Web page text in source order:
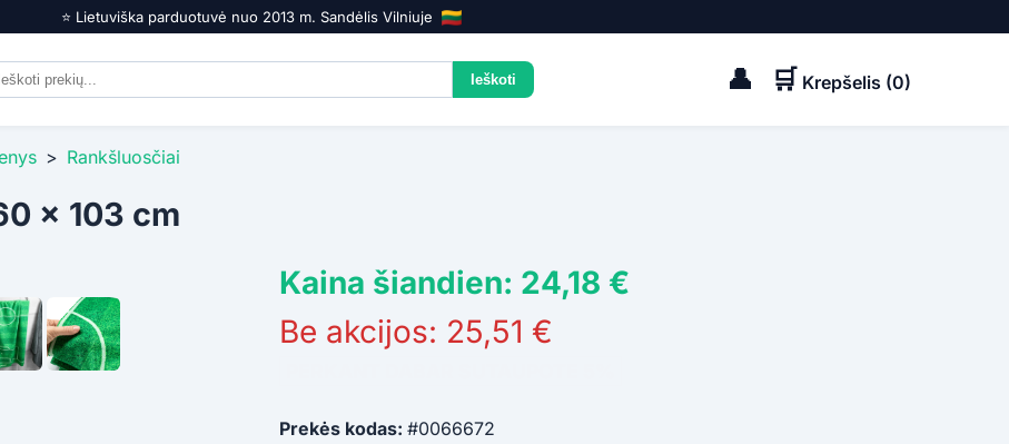
⭐️ Lietuviška parduotuvė nuo 2013 m. Sandėlis Vilniuje
👤 🛒 Krepšelis (0)
> Rankšluosčiai
x 103 cm
Kaina šiandien: 24,18 €
Be akcijos: 25,51 €
Prekės kodas: #0066672